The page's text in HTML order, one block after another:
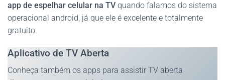
app de espelhar celular na TV quando falamos do sistema
operacional android, já que ele é excelente e totalmente
gratuito.
Aplicativo de TV Aberta
Conheça também os apps para assistir TV aberta